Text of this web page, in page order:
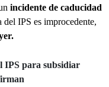
incidente de caducidad
del IPS es improcedente,
IPS para subsidiar